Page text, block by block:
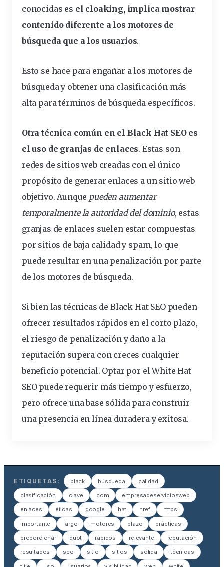
conocidas es el cloaking, implica mostrar
contenido diferente a los motores de
búsqueda que a los usuarios.
Esto se hace para engañar a los motores de
búsqueda y obtener una clasificación más
alta para términos de búsqueda específicos.
Otra técnica común en el Black Hat SEO es
el uso de granjas de enlaces. Estas son
redes de sitios web creadas con el único
propósito de generar enlaces a un sitio web
objetivo. Aunque pueden aumentar
temporalmente la autoridad del dominio, estas
granjas de enlaces suelen estar compuestas
por sitios de baja calidad y spam, lo que
puede resultar en una penalización por parte
de los motores de búsqueda.
Si bien las técnicas de Black Hat SEO pueden
ofrecer resultados rápidos en el corto plazo,
el riesgo de penalización y daño a la
reputación supera con creces cualquier
beneficio potencial. Optar por el White Hat
SEO puede requerir más tiempo y esfuerzo,
pero ofrece una base sólida para construir
una presencia en línea duradera y exitosa.
ETIQUETAS: black búsqueda calidad
clasificación clave com empresadeserviciosweb
enlaces éticas google hat href https
importante largo motores plazo prácticas
proporcionar quot rápidos relevante reputación
resultados seo sitio sitios sólida técnicas